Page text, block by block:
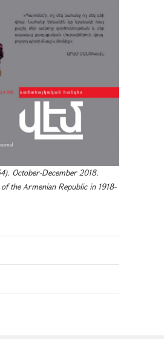
October-December 2018.
the Armenian Republic in 1918-